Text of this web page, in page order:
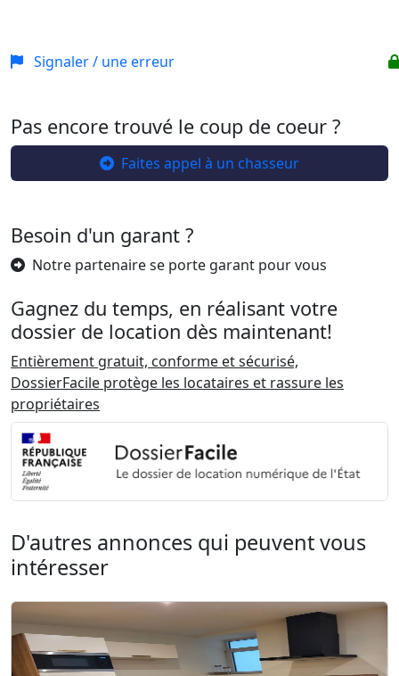
Signaler / une erreur
Pas encore trouvé le coup de coeur ?
Faites appel à un chasseur
Besoin d'un garant ?
Notre partenaire se porte garant pour vous
Gagnez du temps, en réalisant votre
dossier de location dès maintenant!
Entièrement gratuit, conforme et sécurisé,
DossierFacile protège les locataires et rassure les
propriétaires
D'autres annonces qui peuvent vous
intéresser